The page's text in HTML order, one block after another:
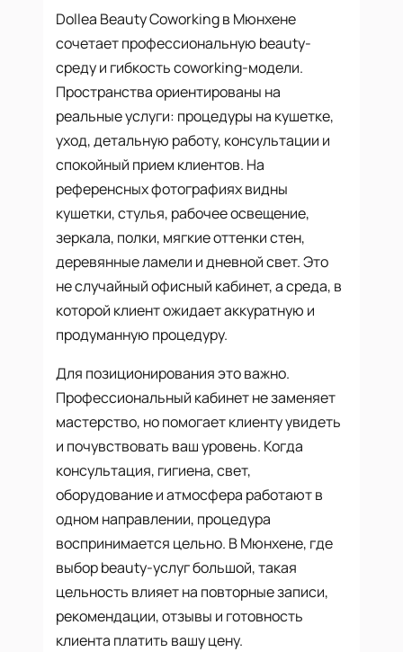
Dollea Beauty Coworking в Мюнхене
сочетает профессиональную beauty-
среду и гибкость coworking-модели.
Пространства ориентированы на
реальные услуги: процедуры на кушетке,
уход, детальную работу, консультации и
спокойный прием клиентов. На
референсных фотографиях видны
кушетки, стулья, рабочее освещение,
зеркала, полки, мягкие оттенки стен,
деревянные ламели и дневной свет. Это
не случайный офисный кабинет, а среда, в
которой клиент ожидает аккуратную и
продуманную процедуру.
Для позиционирования это важно.
Профессиональный кабинет не заменяет
мастерство, но помогает клиенту увидеть
и почувствовать ваш уровень. Когда
консультация, гигиена, свет,
оборудование и атмосфера работают в
одном направлении, процедура
воспринимается цельно. В Мюнхене, где
выбор beauty-услуг большой, такая
цельность влияет на повторные записи,
рекомендации, отзывы и готовность
клиента платить вашу цену.